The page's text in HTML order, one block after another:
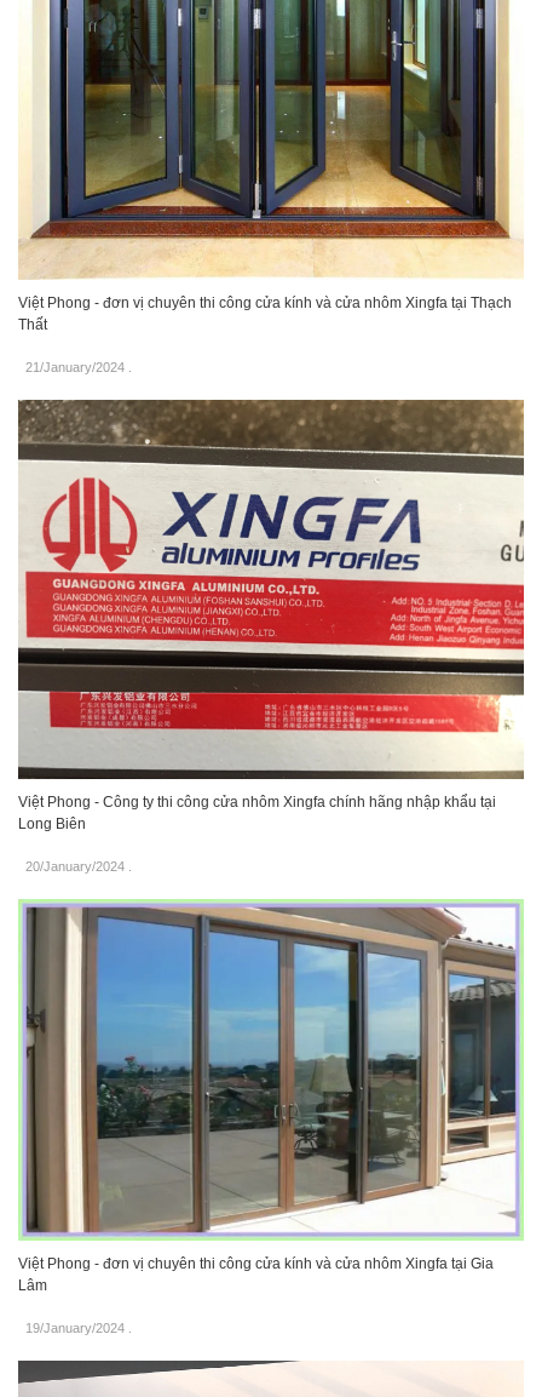
Việt Phong - đơn vị chuyên thi công cửa kính và cửa nhôm Xingfa tại Thạch
Thất
21/January/2024
Việt Phong - Công ty thi công cửa nhôm Xingfa chính hãng nhập khẩu tại
Long Biên
20/January/2024
Việt Phong - đơn vị chuyên thi công cửa kính và cửa nhôm Xingfa tại Gia
Lâm
19/January/2024